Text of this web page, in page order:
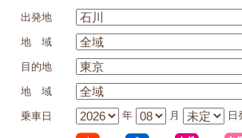
出発地
地 域
目的地
地 域
乗車日 年 月 日